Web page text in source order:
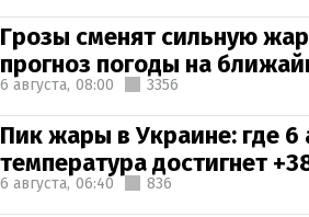
Грозы сменят сильную
прогноз погоды на
6 августа, 08:00 3356
Пик жары в Украине: где 6
температура достигнет
6 августа, 06:40 836